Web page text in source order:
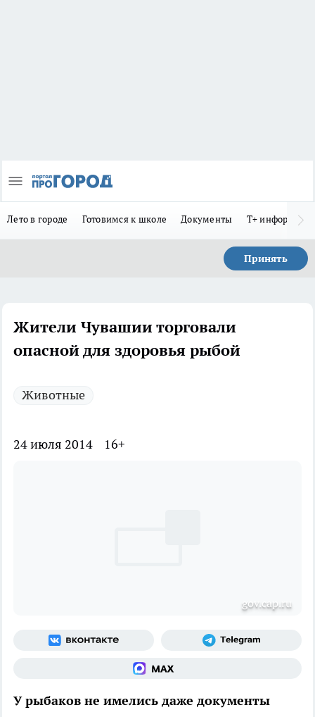
Лето в городе Готовимся к школе Документы Т+
Принять
Жители Чувашии торговали
опасной для здоровья рыбой
Животные
24 июля 2014 16+
gov.cap.ru
У рыбаков не имелись даже документы